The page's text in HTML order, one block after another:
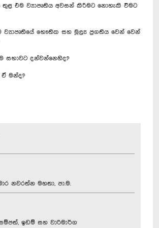
තුළ එම ව්‍යාපෘතිය අවසන් කිරීමට නොහැකි වීමට
ව්‍යාපෘතියේ භෞතික සහ මූල්‍ය ප්‍රගතිය වෙන් වෙන්
සභාවට දන්වන්නෙහිද?
මන්ද?
නවරත්න මහතා, පා.ම.
ඉඩම් සහ වාරිමාර්ග